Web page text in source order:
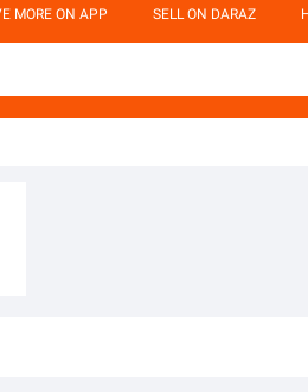
MORE ON APP SELL ON DARAZ